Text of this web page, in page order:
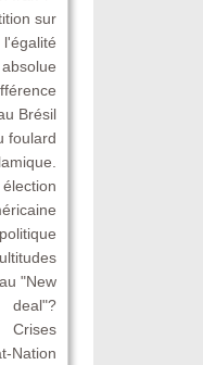
sur
l'égalité
Brésil
foulard
"New
deal"?
Crises
Nation